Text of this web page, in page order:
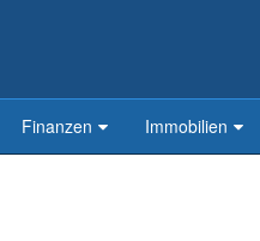
Finanzen Immobilien